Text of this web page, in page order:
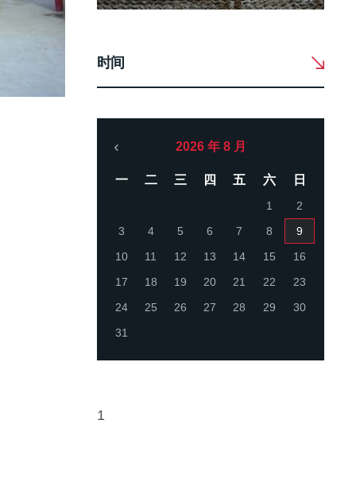
时间
2026 年 8 月
一 二 三 四 五 六 日
1
2
3
4 5 6 7 8
9
10
11 12 13 14 15
16
17
18 19 20 21 22
23
24
25 26 27 28 29
30
31
1